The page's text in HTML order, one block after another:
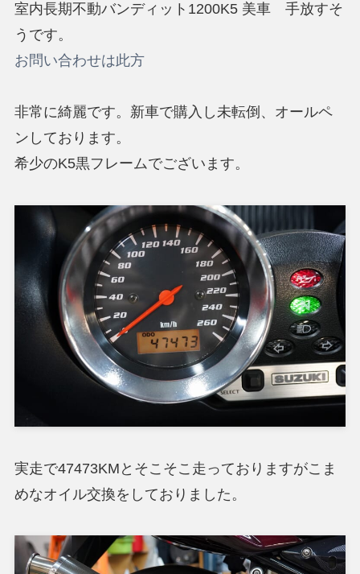
室内長期不動バンディット1200K5 美車 手放すそ
うです。
お問い合わせは此方
非常に綺麗です。新車で購入し未転倒、オールペ
ンしております。
希少のK5黒フレームでございます。
実走で47473KMとそこそこ走っておりますがこま
めなオイル交換をしておりました。